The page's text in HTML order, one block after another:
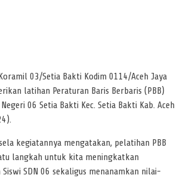
03/Setia Bakti Kodim 0114/Aceh Jaya
latihan Peraturan Baris Berbaris (PBB)
06 Setia Bakti Kec. Setia Bakti Kab. Aceh
kegiatannya mengatakan, pelatihan PBB
langkah untuk kita meningkatkan
Siswi SDN 06 sekaligus menanamkan nilai-